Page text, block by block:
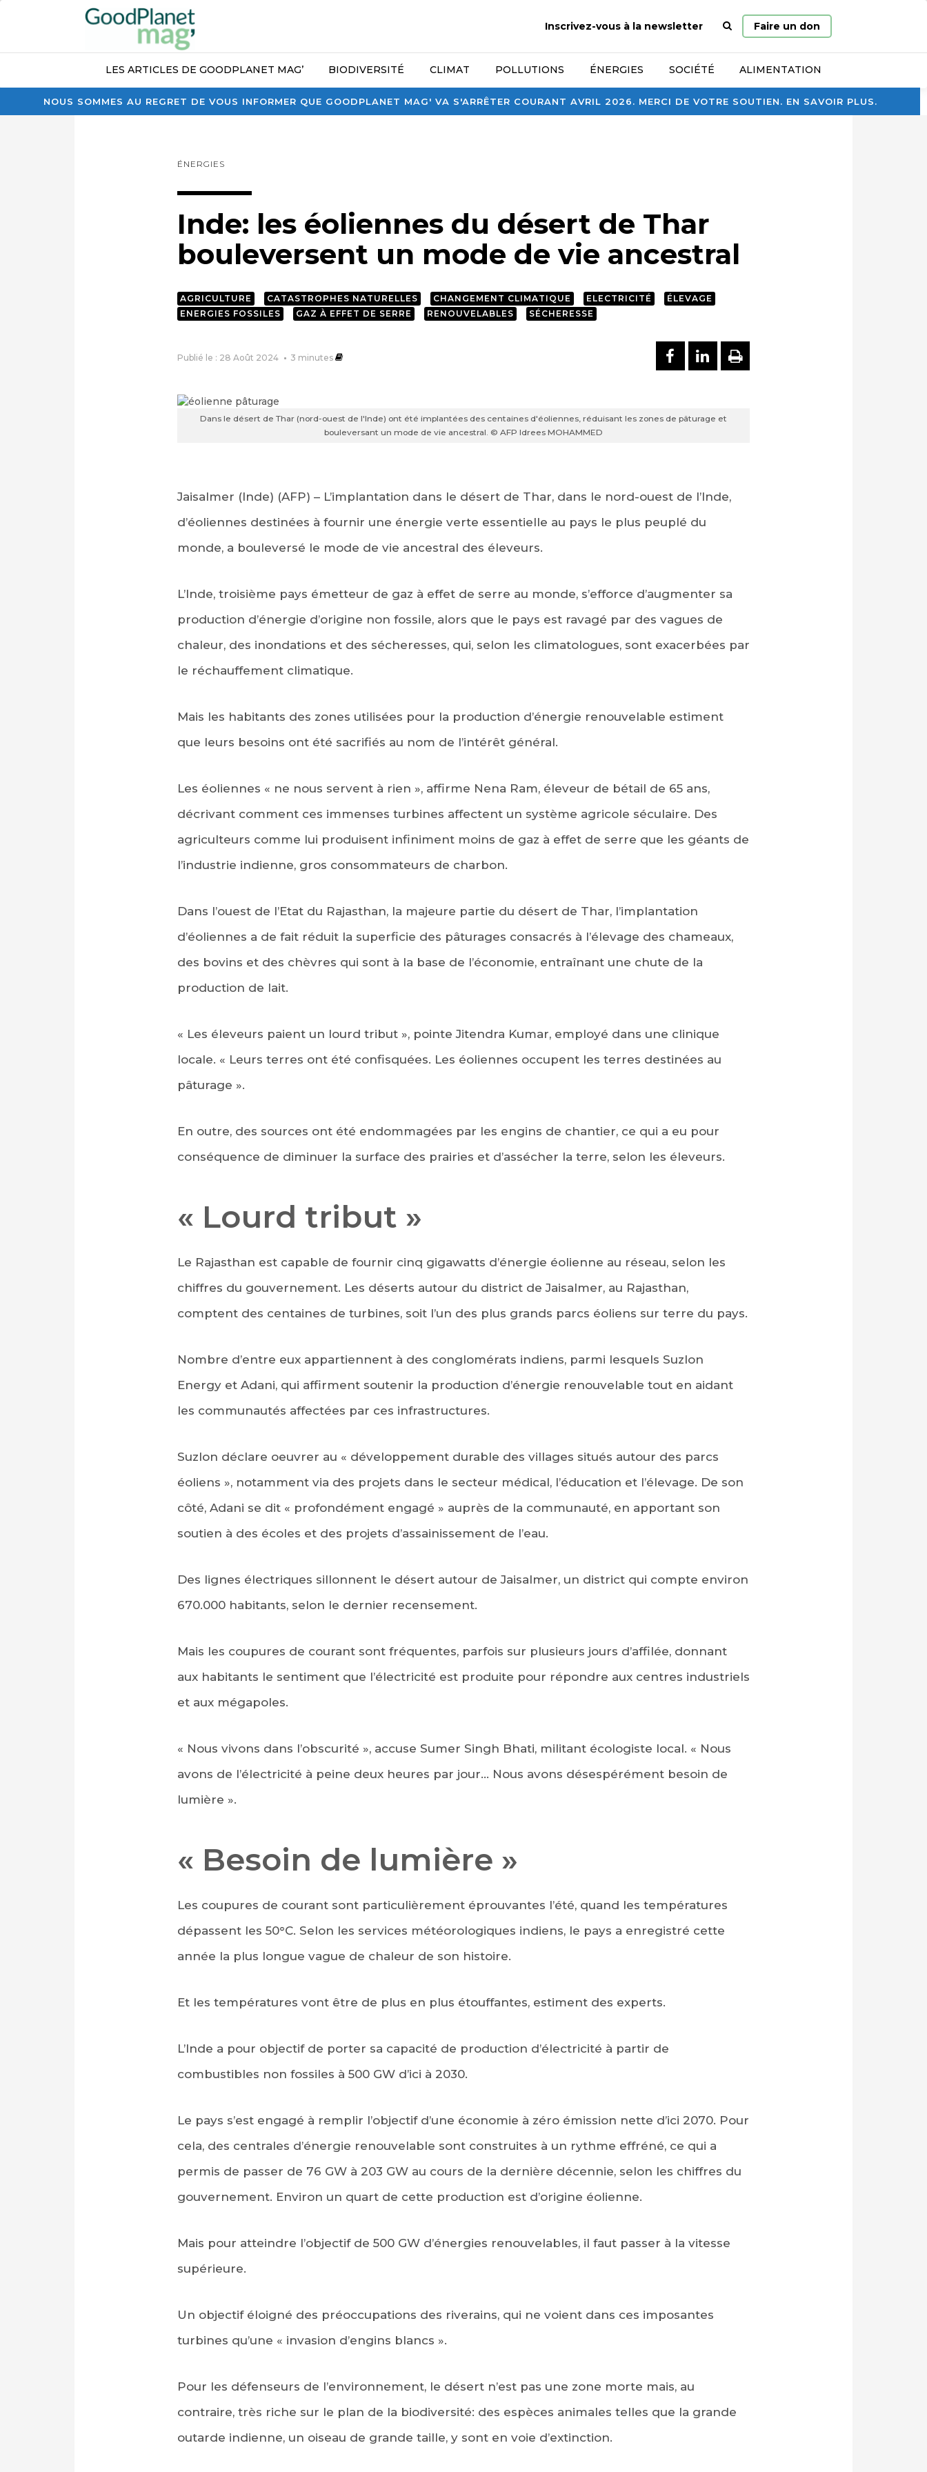
NOUS SOMMES AU REGRET DE VOUS INFORMER QUE GOODPLANET MAG' VA S'ARRÊTER COURANT AVRIL 2026. MERCI DE VOTRE SOUTIEN. EN SAVOIR PLUS.
Inscrivez-vous à la newsletter
Page
d’accueil
Faire un don
LES ARTICLES DE GOODPLANET MAG’ BIODIVERSITÉ CLIMAT POLLUTIONS ÉNERGIES SOCIÉTÉ ALIMENTATION
ÉNERGIES
Inde: les éoliennes du désert de Thar
bouleversent un mode de vie ancestral
AGRICULTURE CATASTROPHES NATURELLES CHANGEMENT CLIMATIQUE ELECTRICITÉ
ÉLEVAGE
ENERGIES FOSSILES
GAZ À EFFET DE SERRE RENOUVELABLES SÉCHERESSE
Publié le : 28 Août 2024 3 minutes PARTAGER SUR FACEBOOK
PARTAGER SUR
IMPRIMER
Dans le désert de Thar (nord-ouest de l'Inde) ont été implantées des centaines d'éoliennes, réduisant les zones de pâturage et
bouleversant un mode de vie ancestral. © AFP Idrees MOHAMMED
Jaisalmer (Inde) (AFP) – L’implantation dans le désert de Thar, dans le nord-ouest de l’Inde,
d’éoliennes destinées à fournir une énergie verte essentielle au pays le plus peuplé du
monde, a bouleversé le mode de vie ancestral des éleveurs.
L’Inde, troisième pays émetteur de gaz à effet de serre au monde, s’efforce d’augmenter sa
production d’énergie d’origine non fossile, alors que le pays est ravagé par des vagues de
chaleur, des inondations et des sécheresses, qui, selon les climatologues, sont exacerbées par
le réchauffement climatique.
Mais les habitants des zones utilisées pour la production d’énergie renouvelable estiment
que leurs besoins ont été sacrifiés au nom de l’intérêt général.
Les éoliennes « ne nous servent à rien », affirme Nena Ram, éleveur de bétail de 65 ans,
décrivant comment ces immenses turbines affectent un système agricole séculaire. Des
agriculteurs comme lui produisent infiniment moins de gaz à effet de serre que les géants de
l’industrie indienne, gros consommateurs de charbon.
Dans l’ouest de l’Etat du Rajasthan, la majeure partie du désert de Thar, l’implantation
d’éoliennes a de fait réduit la superficie des pâturages consacrés à l’élevage des chameaux,
des bovins et des chèvres qui sont à la base de l’économie, entraînant une chute de la
production de lait.
« Les éleveurs paient un lourd tribut », pointe Jitendra Kumar, employé dans une clinique
locale. « Leurs terres ont été confisquées. Les éoliennes occupent les terres destinées au
pâturage ».
En outre, des sources ont été endommagées par les engins de chantier, ce qui a eu pour
conséquence de diminuer la surface des prairies et d’assécher la terre, selon les éleveurs.
« Lourd tribut »
Le Rajasthan est capable de fournir cinq gigawatts d’énergie éolienne au réseau, selon les
chiffres du gouvernement. Les déserts autour du district de Jaisalmer, au Rajasthan,
comptent des centaines de turbines, soit l’un des plus grands parcs éoliens sur terre du pays.
Nombre d’entre eux appartiennent à des conglomérats indiens, parmi lesquels Suzlon
Energy et Adani, qui affirment soutenir la production d’énergie renouvelable tout en aidant
les communautés affectées par ces infrastructures.
Suzlon déclare oeuvrer au « développement durable des villages situés autour des parcs
éoliens », notamment via des projets dans le secteur médical, l’éducation et l’élevage. De son
côté, Adani se dit « profondément engagé » auprès de la communauté, en apportant son
soutien à des écoles et des projets d’assainissement de l’eau.
Des lignes électriques sillonnent le désert autour de Jaisalmer, un district qui compte environ
670.000 habitants, selon le dernier recensement.
Mais les coupures de courant sont fréquentes, parfois sur plusieurs jours d’affilée, donnant
aux habitants le sentiment que l’électricité est produite pour répondre aux centres industriels
et aux mégapoles.
« Nous vivons dans l’obscurité », accuse Sumer Singh Bhati, militant écologiste local. « Nous
avons de l’électricité à peine deux heures par jour… Nous avons désespérément besoin de
lumière ».
« Besoin de lumière »
Les coupures de courant sont particulièrement éprouvantes l’été, quand les températures
dépassent les 50°C. Selon les services météorologiques indiens, le pays a enregistré cette
année la plus longue vague de chaleur de son histoire.
Et les températures vont être de plus en plus étouffantes, estiment des experts.
L’Inde a pour objectif de porter sa capacité de production d’électricité à partir de
combustibles non fossiles à 500 GW d’ici à 2030.
Le pays s’est engagé à remplir l’objectif d’une économie à zéro émission nette d’ici 2070. Pour
cela, des centrales d’énergie renouvelable sont construites à un rythme effréné, ce qui a
permis de passer de 76 GW à 203 GW au cours de la dernière décennie, selon les chiffres du
gouvernement. Environ un quart de cette production est d’origine éolienne.
Mais pour atteindre l’objectif de 500 GW d’énergies renouvelables, il faut passer à la vitesse
supérieure.
Un objectif éloigné des préoccupations des riverains, qui ne voient dans ces imposantes
turbines qu’une « invasion d’engins blancs ».
Pour les défenseurs de l’environnement, le désert n’est pas une zone morte mais, au
contraire, très riche sur le plan de la biodiversité: des espèces animales telles que la grande
outarde indienne, un oiseau de grande taille, y sont en voie d’extinction.